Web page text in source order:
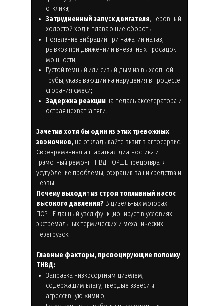
отклика;
Затрудненный запуск двигателя, неровный
холостой ход и плавающие обороты;
Появление вибраций при нажатии на газ,
рывков при движении и внезапных просадок
мощности;
Густой темный или сизый дым из выхлопной
трубы, указывающий на нарушения в процессе
сгорания смеси;
Задержка реакции на педаль акселератора и
острая нехватка тяги.
Заметив хотя бы один из этих тревожных
звоночков, не откладывайте визит в автосервис.
Своевременная аппаратная диагностика и
грамотный ремонт ТНВД ПОРШЕ предотвратят
усугубление проблемы, сохранив ваши средства и
нервы.
Почему выходит из строя топливный насос
высокого давления? В дизельных моторах
ПОРШЕ данный узел функционирует в условиях
экстремальных термических и механических
перегрузок.
Главные факторы, провоцирующие поломку
ТНВД:
Заправка низкосортным дизелем,
содержащим влагу, твердые взвеси и
агрессивную «имию;